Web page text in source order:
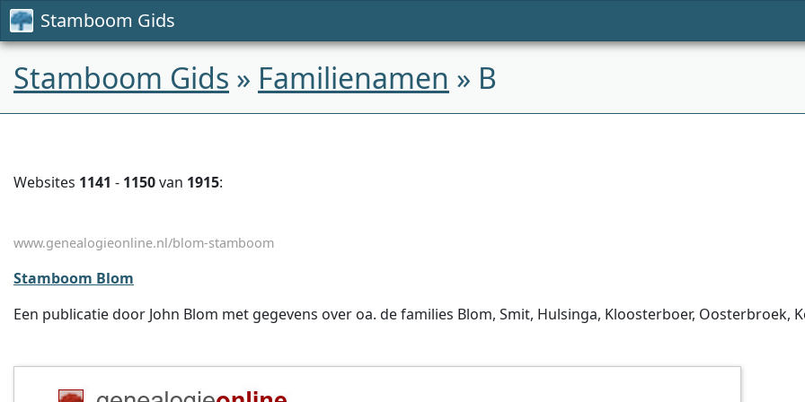
Stamboom Gids
Stamboom Gids » Familienamen » B
Websites 1141 - 1150van 1915:
www.genealogieonline.nl/blom-stamboom
Stamboom Blom
Een publicatie door John Blom met gegevens over oa. de families Blom, Smit, Hulsinga, Kloosterboer, Oosterbroek,